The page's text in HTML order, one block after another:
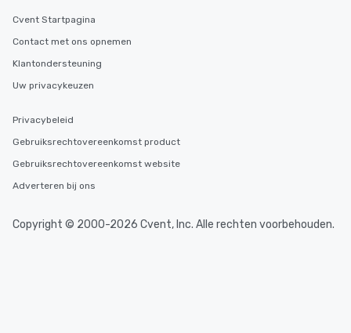
Cvent Startpagina
Contact met ons opnemen
Klantondersteuning
Uw privacykeuzen
Privacybeleid
Gebruiksrechtovereenkomst product
Gebruiksrechtovereenkomst website
Adverteren bij ons
Copyright © 2000-2026 Cvent, Inc. Alle rechten voorbehouden.